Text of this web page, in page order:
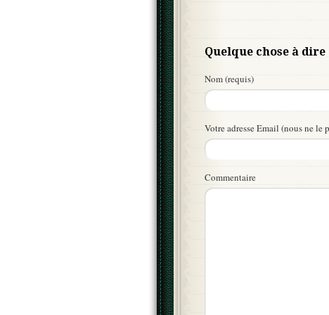
Quelque chose à
Nom (requis)
Votre adresse Email (nous ne le
Commentaire